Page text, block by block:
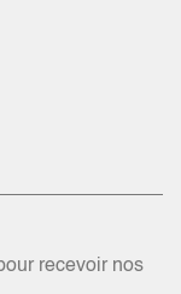
recevoir nos